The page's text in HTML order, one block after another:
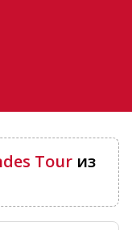
Tour из